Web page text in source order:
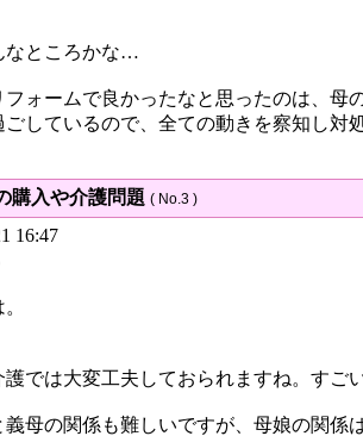
なところかな…
フォームで良かったなと思ったのは、
ごしているので、全ての動きを察知し対
購入や介護問題 ( No.3 )
16:47
護では大変工夫しておられますね。すご
義母の関係も難しいですが、母娘の関係